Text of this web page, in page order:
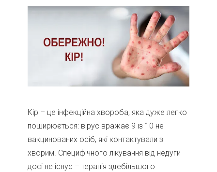
Кір – це інфекційна хвороба, яка дуже легко
поширюється: вірус вражає 9 із 10 не
вакцинованих осіб, які контактували з
хворим. Специфічного лікування від недуги
досі не існує – терапія здебільшого